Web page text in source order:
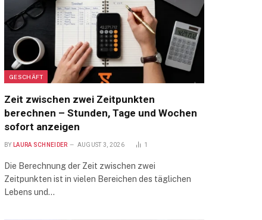
GESCHÄFT
Zeit zwischen zwei Zeitpunkten
berechnen – Stunden, Tage und Wochen
sofort anzeigen
BY LAURA SCHNEIDER AUGUST 3, 2026 1
Die Berechnung der Zeit zwischen zwei
Zeitpunkten ist in vielen Bereichen des täglichen
Lebens und…